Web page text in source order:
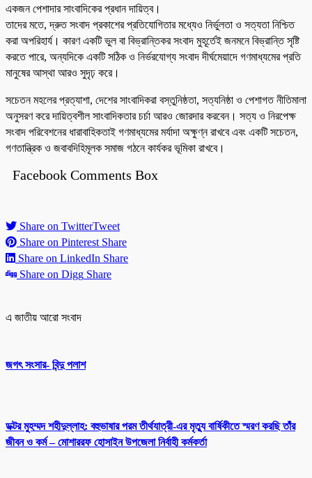
একজন পেশাদার সাংবাদিকের প্রধান দায়িত্ব।
তাদের মতে, দ্রুত সংবাদ প্রকাশের প্রতিযোগিতার মধ্যেও নির্ভুলতা ও সত্যতা নিশ্চিত
করা অপরিহার্য। কারণ একটি ভুল বা বিভ্রান্তিকর সংবাদ মুহূর্তেই জনমনে বিভ্রান্তি সৃষ্টি
করতে পারে, অন্যদিকে একটি সঠিক ও নির্ভরযোগ্য সংবাদ দীর্ঘমেয়াদে গণমাধ্যমের প্রতি
মানুষের আস্থা আরও সুদৃঢ় করে।
সচেতন মহলের প্রত্যাশা, দেশের সাংবাদিকরা বস্তুনিষ্ঠতা, সত্যনিষ্ঠা ও পেশাগত নীতিমালা
অনুসরণ করে দায়িত্বশীল সাংবাদিকতার চর্চা আরও জোরদার করবেন। সত্য ও নিরপেক্ষ
সংবাদ পরিবেশনের ধারাবাহিকতাই গণমাধ্যমের মর্যাদা অক্ষুণ্ন রাখবে এবং একটি সচেতন,
গণতান্ত্রিক ও জবাবদিহিমূলক সমাজ গঠনে কার্যকর ভূমিকা রাখবে।
Facebook Comments Box
Share on TwitterTweet
Share on Pinterest Share
Share on LinkedIn Share
Share on Digg Share
এ জাতীয় আরো সংবাদ
জগৎ সংসার- বিন্দু পলাশ
ডক্টর মুহম্মদ শহীদুল্লাহ: বহুভাষার পরম তীর্থযাত্রী-এর মৃত্যু বার্ষিকীতে স্মরণ করছি তাঁর
জীবন ও কর্ম – মোশাররফ হোসাইন উপজেলা নির্বাহী কর্মকর্তা